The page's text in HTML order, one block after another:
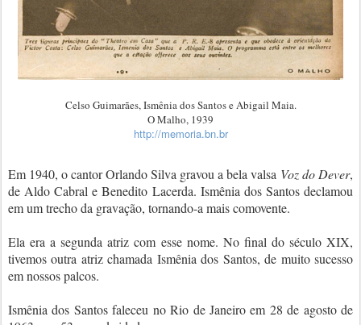
Celso Guimarães, Ismênia dos Santos e Abigail Maia.
O Malho, 1939
http://memoria.bn.br
Em 1940, o cantor Orlando Silva gravou a bela valsa Voz do Dever,
de Aldo Cabral e Benedito Lacerda. Ismênia dos Santos declamou
em um trecho da gravação, tornando-a mais comovente.
Ela era a segunda atriz com esse nome. No final do século XIX,
tivemos outra atriz chamada Ismênia dos Santos, de muito sucesso
em nossos palcos.
Ismênia dos Santos faleceu no Rio de Janeiro em 28 de agosto de